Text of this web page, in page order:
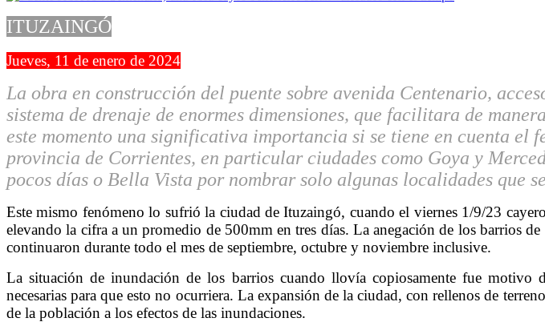
ITUZAINGÓ
Jueves, 11 de enero de 2024
La obra en construcción del puente sobre avenida Centenario,
sistema de drenaje de enormes dimensiones, que facilitara de
este momento una significativa importancia si se tiene en cuenta
provincia de Corrientes, en particular ciudades como Goya y
pocos días o Bella Vista por nombrar solo algunas localidades que
Este mismo fenómeno lo sufrió la ciudad de Ituzaingó, cuando el viernes 1/9/23
elevando la cifra a un promedio de 500mm en tres días. La anegación de los barrios
continuaron durante todo el mes de septiembre, octubre y noviembre inclusive.
La situación de inundación de los barrios cuando llovía copiosamente fue motivo
necesarias para que esto no ocurriera. La expansión de la ciudad, con rellenos de
de la población a los efectos de las inundaciones.